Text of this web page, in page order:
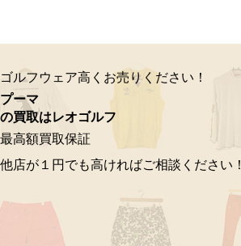
ゴルフウェア高くお売りください！
プーマ
の買取はレオゴルフ
最高額買取保証
他店が１円でも高ければご相談ください！